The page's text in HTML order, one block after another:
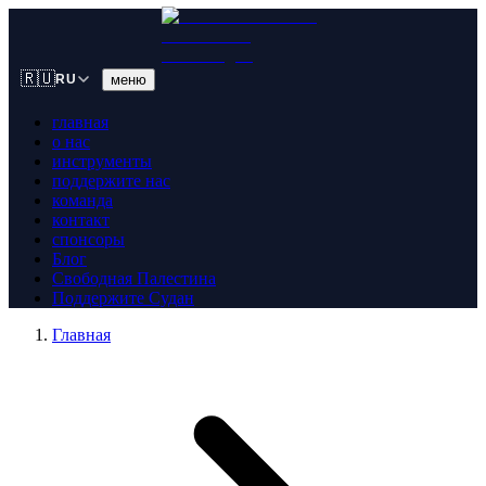
🇷🇺RU меню
главная
о нас
инструменты
поддержите нас
команда
контакт
спонсоры
Блог
Свободная Палестина
Поддержите Судан
Главная